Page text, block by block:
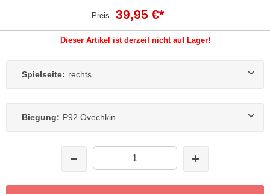
Preis 39,95 €*
Dieser Artikel ist derzeit nicht auf Lager!
Spielseite: rechts
Biegung: P92 Ovechkin